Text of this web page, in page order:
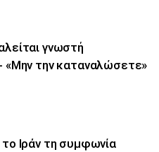
γνωστή
«Μην την καταναλώσετε»
Ιράν τη συμφωνία